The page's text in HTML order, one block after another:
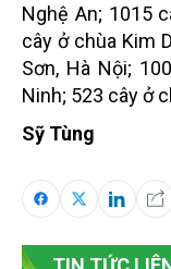
Nghệ An; 1015
cây ở chùa Kim
Sơn, Hà Nội;
Ninh; 523 cây ở
Sỹ Tùng